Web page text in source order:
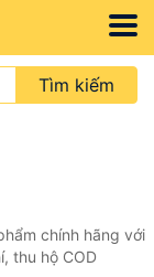
Tìm kiếm
chính hãng với
thu hộ COD